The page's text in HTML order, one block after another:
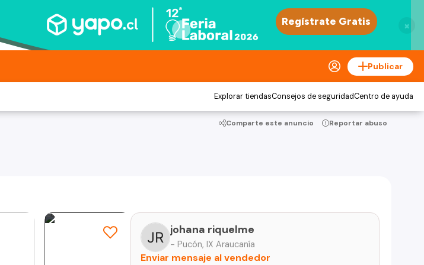
×
Publicar
Explorar tiendasConsejos de seguridadCentro de ayuda
Comparte este anuncio Reportar abuso
johana riquelme
- Pucón, IX Araucanía
Enviar mensaje al vendedor